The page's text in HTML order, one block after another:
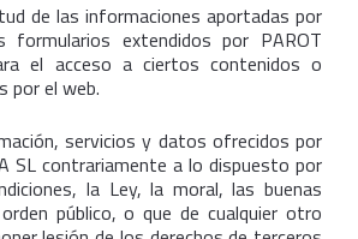
de las informaciones aportadas por
extendidos por PAROT
el acceso a ciertos contenidos o
por el web.
servicios y datos ofrecidos por
SL contrariamente a lo dispuesto por
la Ley, la moral, las buenas
público, o que de cualquier otro